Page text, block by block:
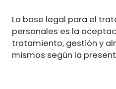
La base legal para el
personales es la
tratamiento, gestión y
mismos según la